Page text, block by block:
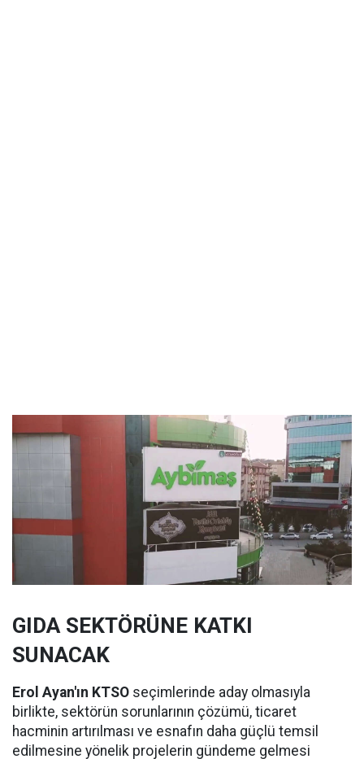
GIDA SEKTÖRÜNE KATKI
SUNACAK
Erol Ayan'ın KTSO seçimlerinde aday olmasıyla
birlikte, sektörün sorunlarının çözümü, ticaret
hacminin artırılması ve esnafın daha güçlü temsil
edilmesine yönelik projelerin gündeme gelmesi